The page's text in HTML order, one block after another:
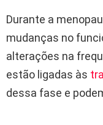
Durante a
mudanças no
alterações na
estão ligadas às
dessa fase e